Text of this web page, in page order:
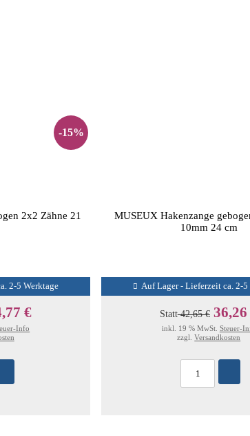
-15%
2x2 Zähne 21
2-5 Werktage
€
Info
MUSEUX Hakenzange
10mm 24 cm
Auf Lager - Lieferzeit ca. 2-5
Statt42,65 € 36,26
inkl. 19 % MwSt. Steuer-
zzgl.Versandkosten